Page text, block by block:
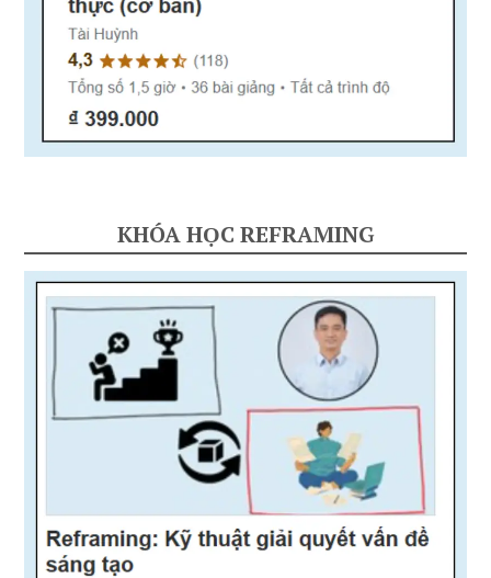
KHÓA HỌC REFRAMING